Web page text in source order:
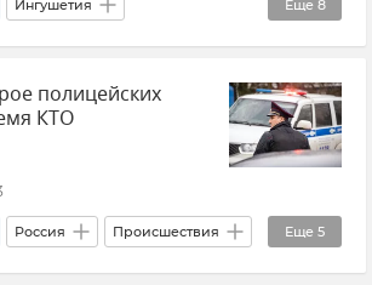
Еще 8
Ингушетия
МВД РФ (Министерство внутренних дел Российской Федерации)
Новости Общество
Антитеррор
полицейских
КТО
Еще 5
Россия Происшествия